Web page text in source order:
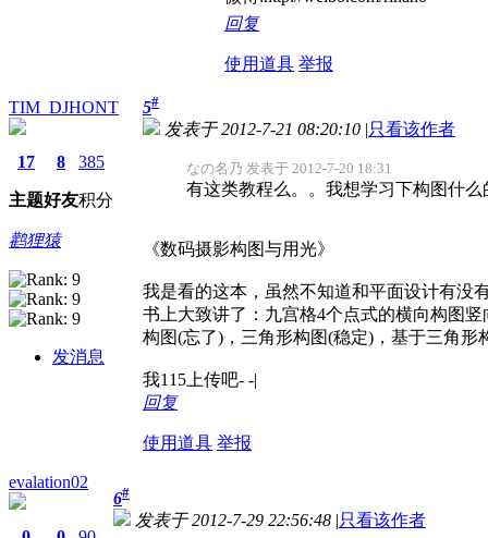
回复
使用道具 举报
TIM_DJHONT
17
主题
8
好友
385
积分
鹳狸猿
发消息
5#
发表于 2012-7-21 08:20:10 |只看该作者
なの名乃 发表于 2012-7-20 18:31
有这类教程么。。我想学习下构图什么
《数码摄影构图与用光》
我是看的这本，虽然不知道和平面设计有没
书上大致讲了：九宫格4个点式的横向构图
构图(忘了)，三角形构图(稳定)，基于三角形
我115上传吧- -|
回复
使用道具 举报
evalation02
6#
发表于 2012-7-29 22:56:48 |只看该作者